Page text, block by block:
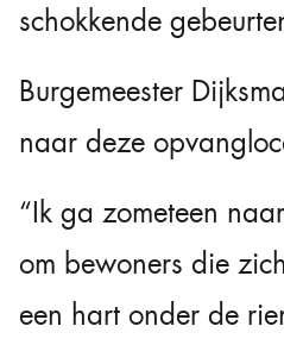
schokkende
Burgemeester
naar deze
“Ik ga zometeen
om bewoners die
een hart onder de